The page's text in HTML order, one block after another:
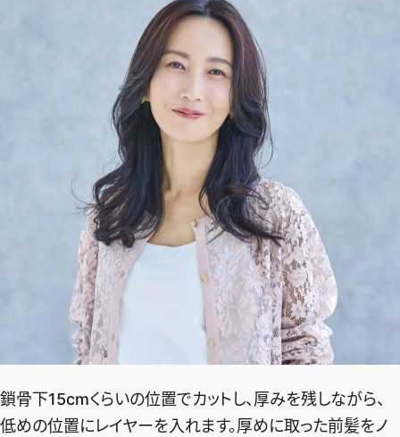
エクラプレミアムNEWS
通販ランキング
デジタルカタログ
エクラプレミアム通販
インフォメーション
MAGAZINE
鎖骨下15cmくらいの位置でカットし、厚みを残しながら、
低めの位置にレイヤーを入れます。厚めに取った前髪をノ